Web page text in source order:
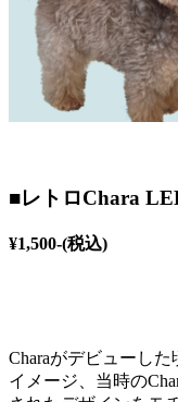
■レトロChara
¥1,500-(税込)
Charaがデビューし
イメージ、当時の